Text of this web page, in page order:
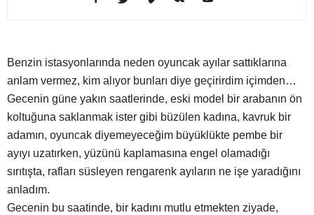
Benzin istasyonlarında neden oyuncak ayılar sattıklarına
anlam vermez, kim alıyor bunları diye geçirirdim içimden…
Gecenin güne yakın saatlerinde, eski model bir arabanın ön
koltuğuna saklanmak ister gibi büzülen kadına, kavruk bir
adamın, oyuncak diyemeyeceğim büyüklükte pembe bir
ayıyı uzatırken, yüzünü kaplamasına engel olamadığı
sırıtışta, rafları süsleyen rengarenk ayıların ne işe yaradığını
anladım.
Gecenin bu saatinde, bir kadını mutlu etmekten ziyade,